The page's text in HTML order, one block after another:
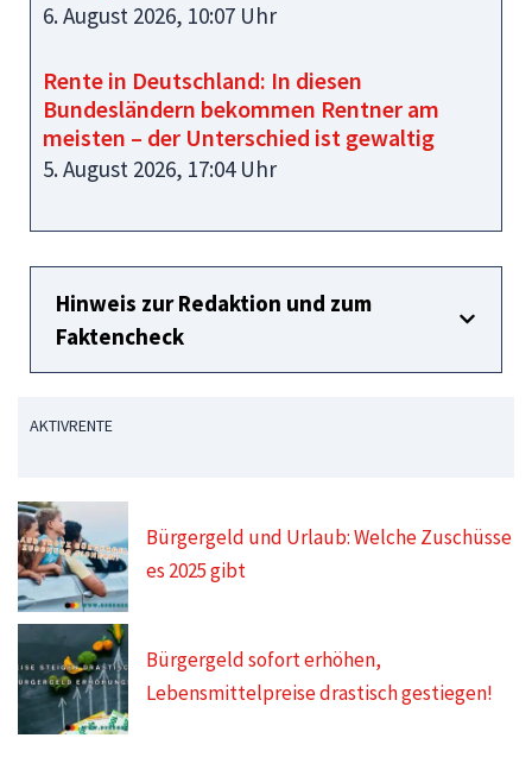
6. August 2026, 10:07 Uhr
Rente in Deutschland: In diesen
Bundesländern bekommen Rentner am
meisten – der Unterschied ist gewaltig
5. August 2026, 17:04 Uhr
Hinweis zur Redaktion und zum
Faktencheck
AKTIVRENTE
Bürgergeld und Urlaub: Welche Zuschüsse
es 2025 gibt
Bürgergeld sofort erhöhen,
Lebensmittelpreise drastisch gestiegen!